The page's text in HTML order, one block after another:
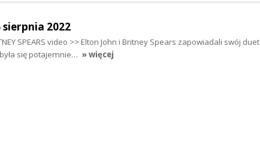
sierpnia 2022
SPEARS video >> Elton John i Britney Spears zapowiadali swój duet
się potajemnie… » więcej